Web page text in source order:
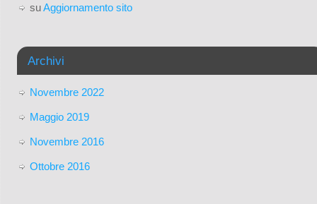
suAggiornamento sito
Archivi
Novembre 2022
Maggio 2019
Novembre 2016
Ottobre 2016